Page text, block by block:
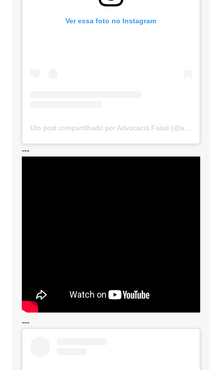
Ver essa foto no Instagram
Um post compartilhado por Advocacia Faiad (@advocaciafaiad)
---
---